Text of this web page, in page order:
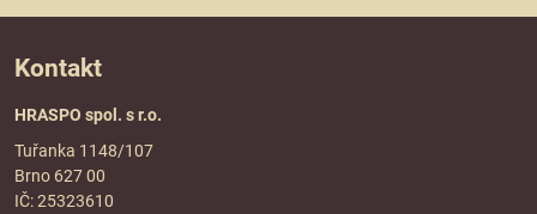
Kontakt
HRASPO spol. s r.o.
Tuřanka 1148/107
Brno 627 00
IČ: 25323610